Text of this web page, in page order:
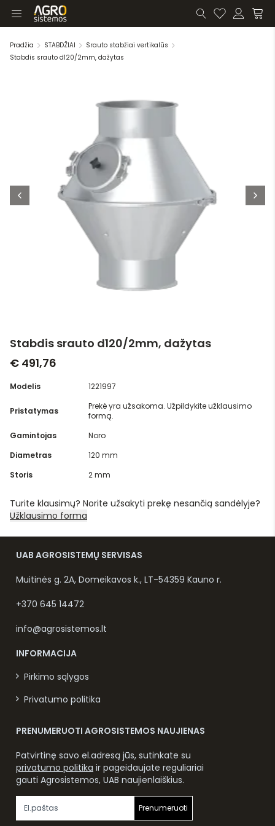
Pradžia STABDŽIAI
Srauto stabžiai vertikalūs
Stabdis srauto d120/2mm, dažytas
Stabdis srauto d120/2mm, dažytas
€ 491,76
Modelis 1221997
Pristatymas
Prekė yra užsakoma. Užpildykite užklausimo
formą.
Gamintojas
Noro
Diametras
120 mm
Storis
2 mm
Turite klausimų? Norite užsakyti prekę nesančią sandėlyje?
Užklausimo forma
UAB AGROSISTEMŲ SERVISAS
Muitinės g. 2A, Domeikavos k., LT-54359 Kauno r.
+370 645 14472
info@agrosistemos.lt
INFORMACIJA
Pirkimo sąlygos
Privatumo politika
PRENUMERUOTI AGROSISTEMOS NAUJIENAS
Patvirtinę savo el.adresą jūs, sutinkate su
privatumo politika ir pageidaujate reguliariai
gauti Agrosistemos, UAB naujienlaiškius.
Prenumeruoti